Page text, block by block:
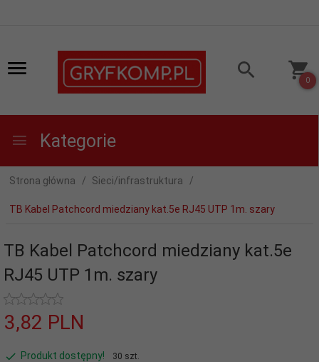
0
Kategorie
Strona główna Sieci/infrastruktura
TB Kabel Patchcord miedziany kat.5e RJ45 UTP 1m. szary
TB Kabel Patchcord miedziany kat.5e
RJ45 UTP 1m. szary
3,82 PLN
Produkt dostępny! 30 szt.